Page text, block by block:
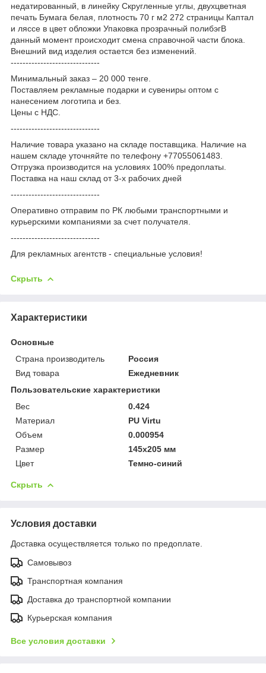
недатированный, в линейку Скругленные углы, двухцветная
печать Бумага белая, плотность 70 г м2 272 страницы Каптал
и ляссе в цвет обложки Упаковка прозрачный полибэгВ
данный момент происходит смена справочной части блока.
Внешний вид изделия остается без изменений.
------------------------------
Минимальный заказ – 20 000 тенге.
Поставляем рекламные подарки и сувениры оптом с
нанесением логотипа и без.
Цены с НДС.
------------------------------
Наличие товара указано на складе поставщика. Наличие на
нашем складе уточняйте по телефону +77055061483.
Отгрузка производится на условиях 100% предоплаты.
Поставка на наш склад от 3-x рабочих дней
------------------------------
Оперативно отправим по РК любыми транспортными и
курьерскими компаниями за счет получателя.
------------------------------
Для рекламных агентств - специальные условия!
Скрыть
Характеристики
Основные
Страна производитель
Россия
Вид товара
Ежедневник
Пользовательские характеристики
Вес
0.424
Материал
PU Virtu
Объем
0.000954
Размер
145x205 мм
Цвет
Темно-синий
Скрыть
Условия доставки
Доставка осуществляется только по предоплате.
Самовывоз
Транспортная компания
Доставка до транспортной компании
Курьерская компания
Все условия доставки